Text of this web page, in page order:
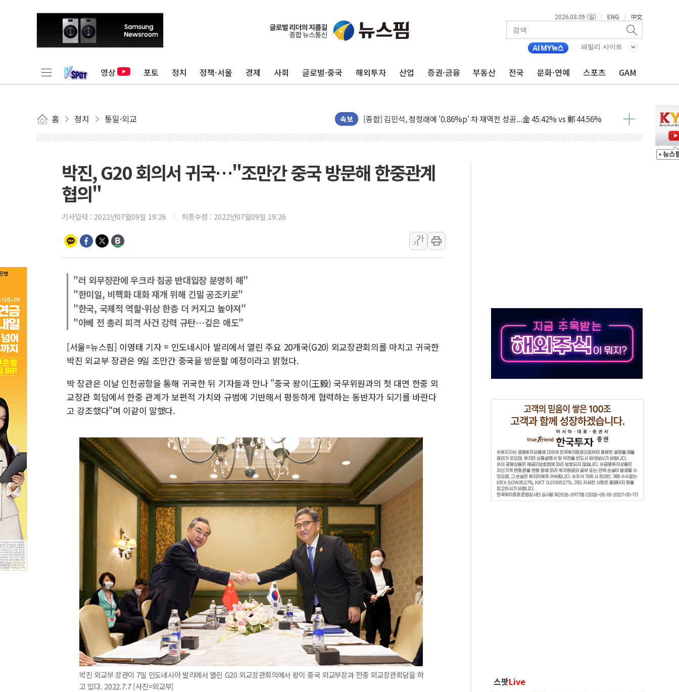
2026.08.09 (일) | ENG | 中文
패밀리 사이트
영상 포토 정치 정책·서울 경제 사회 글로벌·중국 해외투자 산업 증권·금융 부동산 전국 문화·연예 스포츠 GAM
홈 정치 통일·외교 속보
포항시 재난예산 40억 긴급 투입…고수온 양식장 복구·지원 '총력'
[종합] 김민석, 정청래에 '0.86%p' 차 재역전 성공...金 45.42% vs 鄭 44.56%
인천 합동연설회 나선 송영길·정청래·김민석 당대표 후보
인사하는 김민석 당대표 후보
[속보] 민주, 제주·인천 경선 결과 발표...김민석 47.75% 정청래 42.08%
美, 이란전 출구전략 만지작…공습 한계·탄약 부족 현실화
강릉·동해·삼척 시간당 최대 50㎜ 폭우…강원 동해안 강한 비 이어져
추미애, '위안부' 피해자 기림의 날 참석..."국제적 시민 연대로 목소리 내야"
인천 선재도 갯벌서 해루질 중 실종 60대 나흘만에 숨진 채 발견
인천서 말다툼 중 어머니 흉기 살해 10대 아들 체포
'화합' 꺼낸 김민석에 '뻔뻔' 받아친 정청래…제주 연설서 신경전 고조
박진, G20 회의서 귀국…"조만간 중국 방문해 한중관계
협의"
기사입력 : 2022년07월09일 19:26 최종수정 : 2022년07월09일 19:26
가
가
"러 외무장관에 우크라 침공 반대입장 분명히 해"
"한미일, 비핵화 대화 재개 위해 긴밀 공조키로"
"한국, 국제적 역할·위상 한층 더 커지고 높아져"
"아베 전 총리 피격 사건 강력 규탄…깊은 애도"
[서울=뉴스핌] 이영태 기자 = 인도네시아 발리에서 열린 주요 20개국(G20) 외교장관회의를 마치고 귀국한
박진 외교부 장관은 9일 조만간 중국을 방문할 예정이라고 밝혔다.
박 장관은 이날 인천공항을 통해 귀국한 뒤 기자들과 만나 "중국 왕이(王毅) 국무위원과의 첫 대면 한중 외
교장관 회담에서 한중 관계가 보편적 가치와 규범에 기반해서 평등하게 협력하는 동반자가 되기를 바란다
고 강조했다"며 이같이 말했다.
박진 외교부 장관이 7일 인도네시아 발리에서 열린 G20 외교장관회의에서 왕이 중국 외교부장과 한중 외교장관회담을 하
고 있다. 2022.7.7 [사진=외교부]
스팟Live